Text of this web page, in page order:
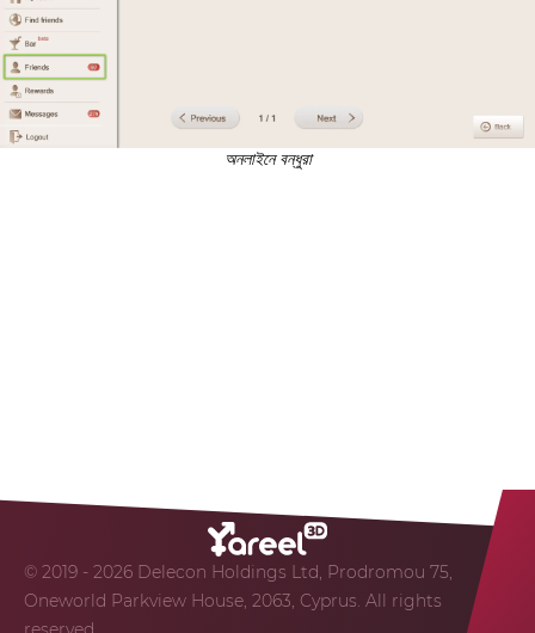
অনলাইনে বন্ধুরা
© 2019 - 2026 Delecon Holdings Ltd, Prodromou 75,
Oneworld Parkview House, 2063, Cyprus. All rights